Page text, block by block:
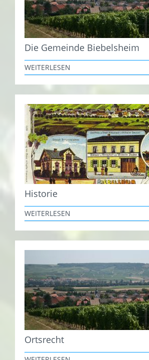
Die Gemeinde Biebelsheim
WEITERLESEN
Historie
WEITERLESEN
Ortsrecht